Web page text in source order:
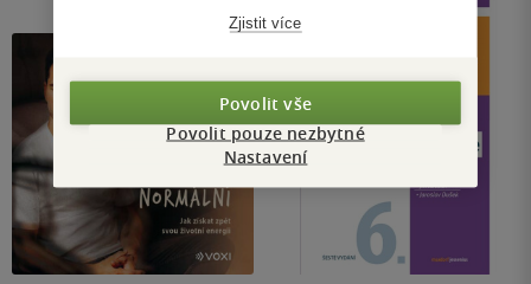
Zjistit více
Povolit vše
Povolit pouze nezbytné
Nastavení